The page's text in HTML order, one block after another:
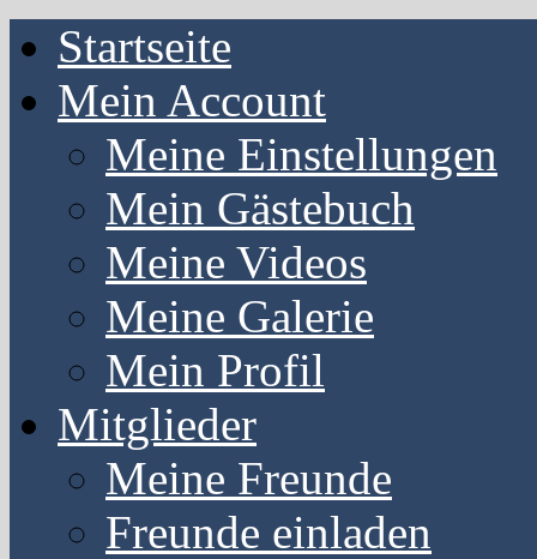
Startseite
Mein Account
Meine Einstellungen
Mein Gästebuch
Meine Videos
Meine Galerie
Mein Profil
Mitglieder
Meine Freunde
Freunde einladen